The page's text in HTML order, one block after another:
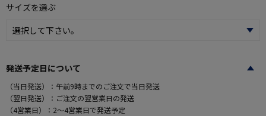
サイズを選ぶ
発送予定日について
（当日発送）：午前9時までのご注文で当日発送
（翌日発送）：ご注文の翌営業日の発送
（4営業日）：2～4営業日で発送予定